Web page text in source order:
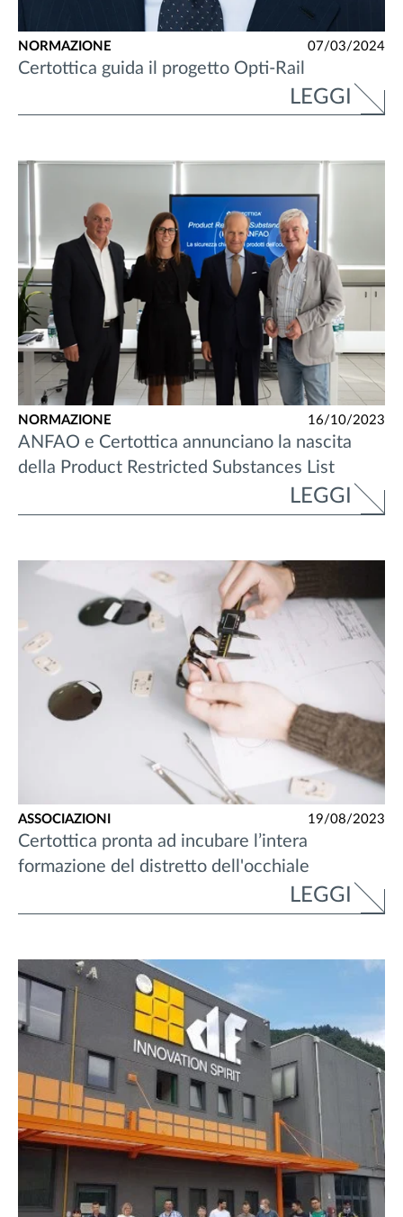
NORMAZIONE 07/03/2024
Certottica guida il progetto Opti-Rail
LEGGI
NORMAZIONE 16/10/2023
ANFAO e Certottica annunciano la nascita
della Product Restricted Substances List
LEGGI
ASSOCIAZIONI 19/08/2023
Certottica pronta ad incubare l’intera
formazione del distretto dell'occhiale
LEGGI